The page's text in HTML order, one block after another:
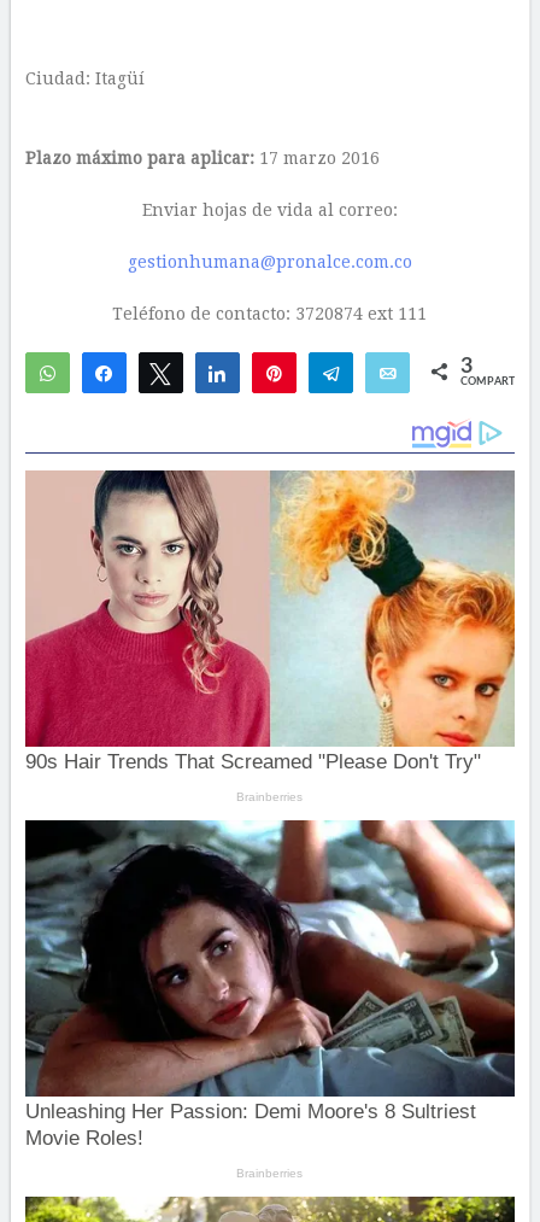
Ciudad: Itagüí
Plazo máximo para aplicar:17 marzo 2016
Enviar hojas de vida al correo:
gestionhumana@pronalce.com.co
Teléfono de contacto: 3720874 ext 111
WhatsAppCompartirTwittear Compartir Telegram Email 3
COMPARTIR